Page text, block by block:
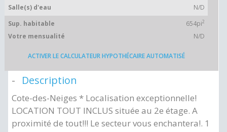
Salle(s) d'eau
N/D
Sup. habitable
654pi2
Votre mensualité N/D
ACTIVER LE CALCULATEUR HYPOTHÉCAIRE AUTOMATISÉ
Description
Cote-des-Neiges * Localisation exceptionnelle!
LOCATION TOUT INCLUS située au 2e étage. A
proximité de tout!!! Le secteur vous enchantera!. 1